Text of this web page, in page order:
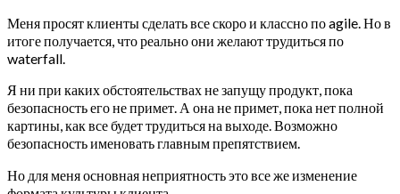
Меня просят клиенты сделать все скоро и классно по agile. Но в
итоге получается, что реально они желают трудиться по
waterfall.
Я ни при каких обстоятельствах не запущу продукт, пока
безопасность его не примет. А она не примет, пока нет полной
картины, как все будет трудиться на выходе. Возможно
безопасность именовать главным препятствием.
Но для меня основная неприятность это все же изменение